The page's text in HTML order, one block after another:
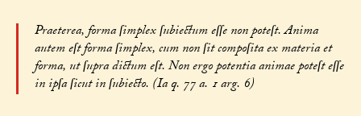
Praeterea, forma ſimplex ſubiectum eſſe non poteſt. Anima
autem eſt forma ſimplex, cum non ſit compoſita ex materia et
forma, ut ſupra dictum eſt. Non ergo potentia animae poteſt eſſe
in ipſa ſicut in ſubiecto. (Ia q. 77 a. 1 arg. 6)